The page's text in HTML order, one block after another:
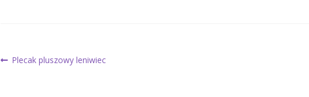
Nawigacja
Poprzedni
Plecak pluszowy leniwiec